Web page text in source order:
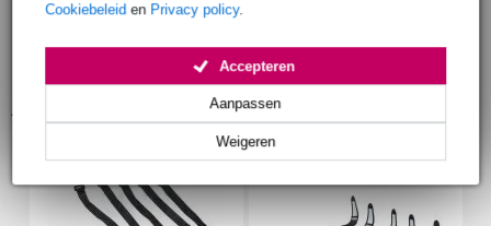
Cookiebeleid en Privacy policy.
Weigeren
Aanpassen
Accepteren